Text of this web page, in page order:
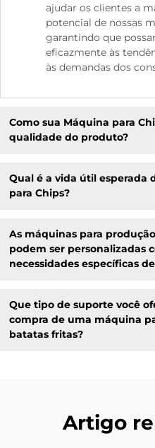
ajudar os clientes a
potencial de nossas
garantindo que
eficazmente às
às demandas dos
Como sua Máquina para
qualidade do produto?
Qual é a vida útil esperada
para Chips?
As máquinas para
podem ser personalizadas
necessidades específicas
Que tipo de suporte você
compra de uma máquina
batatas fritas?
Artigo